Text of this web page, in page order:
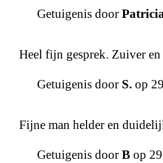
Getuigenis door
Heel fijn gesprek. Zuiver
Getuigenis door S. op
Fijne man helder en
Getuigenis door B op